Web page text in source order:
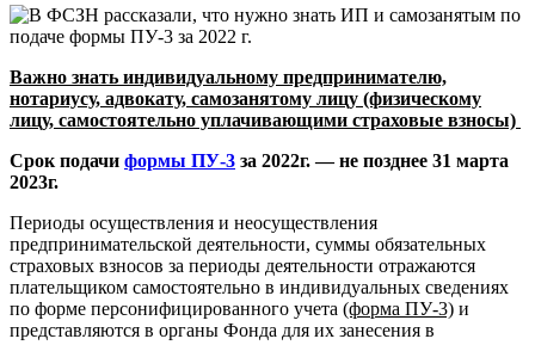
Важно знать индивидуальному предпринимателю,
нотариусу, адвокату, самозанятому лицу (физическому
лицу, самостоятельно уплачивающими страховые взносы)
Срок подачи формы ПУ-3 за 2022г. — не позднее 31 марта
2023г.
Периоды осуществления и неосуществления
предпринимательской деятельности, суммы обязательных
страховых взносов за периоды деятельности отражаются
плательщиком самостоятельно в индивидуальных сведениях
по форме персонифицированного учета (форма ПУ-3) и
представляются в органы Фонда для их занесения в